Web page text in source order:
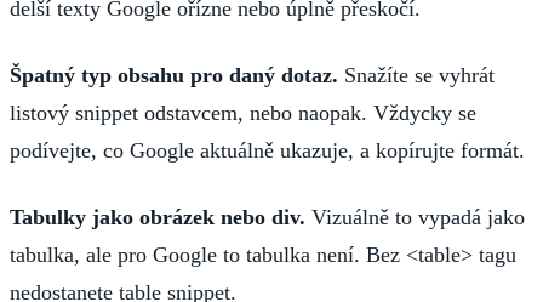
delší texty Google ořízne nebo úplně přeskočí.
Špatný typ obsahu pro daný dotaz. Snažíte se vyhrát
listový snippet odstavcem, nebo naopak. Vždycky se
podívejte, co Google aktuálně ukazuje, a kopírujte formát.
Tabulky jako obrázek nebo div. Vizuálně to vypadá jako
tabulka, ale pro Google to tabulka není. Bez <table> tagu
nedostanete table snippet.